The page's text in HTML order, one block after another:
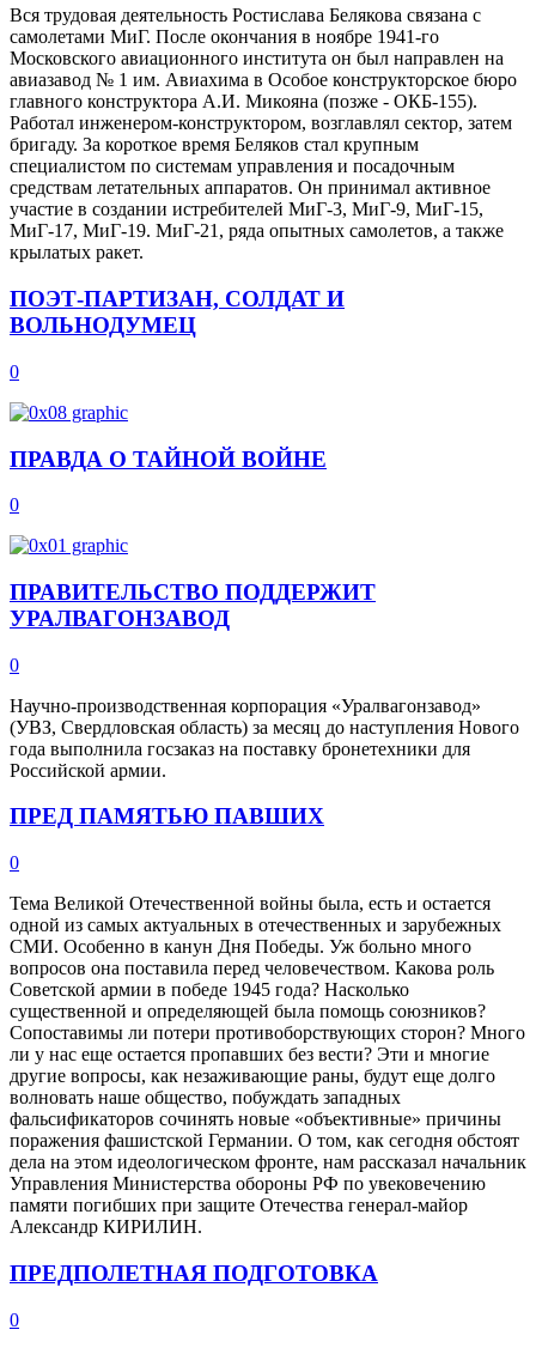
Вся трудовая деятельность Ростислава Белякова связана с
самолетами МиГ. После окончания в ноябре 1941-го
Московского авиационного института он был направлен на
авиазавод № 1 им. Авиахима в Особое конструкторское бюро
главного конструктора А.И. Микояна (позже - ОКБ-155).
Работал инженером-конструктором, возглавлял сектор, затем
бригаду. За короткое время Беляков стал крупным
специалистом по системам управления и посадочным
средствам летательных аппаратов. Он принимал активное
участие в создании истребителей МиГ-3, МиГ-9, МиГ-15,
МиГ-17, МиГ-19. МиГ-21, ряда опытных самолетов, а также
крылатых ракет.
ПОЭТ-ПАРТИЗАН, СОЛДАТ И
ВОЛЬНОДУМЕЦ
0
ПРАВДА О ТАЙНОЙ ВОЙНЕ
0
ПРАВИТЕЛЬСТВО ПОДДЕРЖИТ
УРАЛВАГОНЗАВОД
0
Научно-производственная корпорация «Уралвагонзавод»
(УВЗ, Свердловская область) за месяц до наступления Нового
года выполнила госзаказ на поставку бронетехники для
Российской армии.
ПРЕД ПАМЯТЬЮ ПАВШИХ
0
Тема Великой Отечественной войны была, есть и остается
одной из самых актуальных в отечественных и зарубежных
СМИ. Особенно в канун Дня Победы. Уж больно много
вопросов она поставила перед человечеством. Какова роль
Советской армии в победе 1945 года? Насколько
существенной и определяющей была помощь союзников?
Сопоставимы ли потери противоборствующих сторон? Много
ли у нас еще остается пропавших без вести? Эти и многие
другие вопросы, как незаживающие раны, будут еще долго
волновать наше общество, побуждать западных
фальсификаторов сочинять новые «объективные» причины
поражения фашистской Германии. О том, как сегодня обстоят
дела на этом идеологическом фронте, нам рассказал начальник
Управления Министерства обороны РФ по увековечению
памяти погибших при защите Отечества генерал-майор
Александр КИРИЛИН.
ПРЕДПОЛЕТНАЯ ПОДГОТОВКА
0